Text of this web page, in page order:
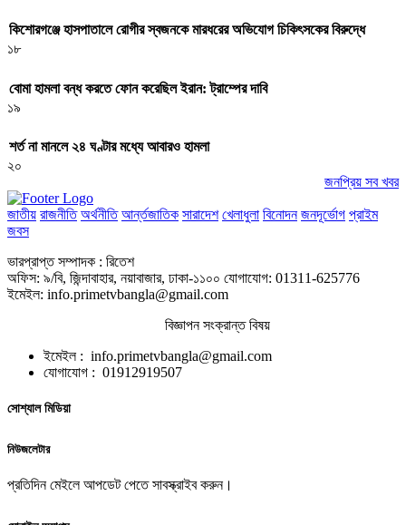
কিশোরগঞ্জে হাসপাতালে রোগীর স্বজনকে মারধরের অভিযোগ চিকিৎসকের বিরুদ্ধে
১৮
বোমা হামলা বন্ধ করতে ফোন করেছিল ইরান: ট্রাম্পের দাবি
১৯
শর্ত না মানলে ২৪ ঘণ্টার মধ্যে আবারও হামলা
২০
জনপ্রিয় সব খবর
জাতীয় রাজনীতি অর্থনীতি আর্ন্তজাতিক সারাদেশ খেলাধুলা বিনোদন জনদূর্ভোগ প্রাইম
জবস
ভারপ্রাপ্ত সম্পাদক : রিতেশ
অফিস: ৯/বি, জিন্দাবাহার, নয়াবাজার, ঢাকা-১১০০ যোগাযোগ: 01311-625776
ইমেইল: info.primetvbangla@gmail.com
বিজ্ঞাপন সংক্রান্ত বিষয়
ইমেইল : info.primetvbangla@gmail.com
যোগাযোগ : 01912919507
সোশ্যাল মিডিয়া
নিউজলেটার
প্রতিদিন মেইলে আপডেট পেতে সাবস্ক্রাইব করুন।